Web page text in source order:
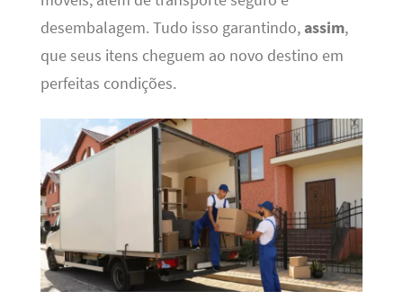
desembalagem. Tudo isso garantindo,assim,
que seus itens cheguem ao novo destino em
perfeitas condições.